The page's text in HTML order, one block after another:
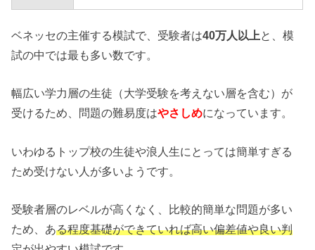
ベネッセの主催する模試で、受験者は40万人以上と、模
試の中では最も多い数です。
幅広い学力層の生徒（大学受験を考えない層を含む）が
受けるため、問題の難易度はやさしめになっています。
いわゆるトップ校の生徒や浪人生にとっては簡単すぎる
ため受けない人が多いようです。
受験者層のレベルが高くなく、比較的簡単な問題が多い
ため、ある程度基礎ができていれば高い偏差値や良い判